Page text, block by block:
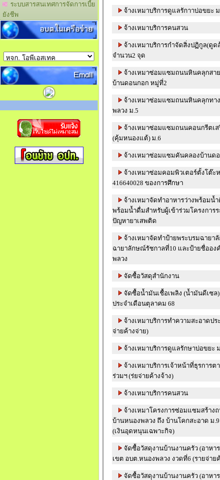
ระบบสารสนเทศการจัดการเบี้ย
ยังชีพ
อบต.ในเครือข่าย
Email
จ้างเหมาบริการดูแลรักาาบ่อขยะ ม
จ้างเหมาบริการคนสวน
จ้างเหมาบริการกำจัดสิ่งปฏิกูล(ดูด
จำนวน2 จุด
จ้างเหมาซ่อมแซมถนนหินคลุกสาย
บ้านดอนกอก หมู่ที่2
จ้างเหมาซ่อมแซมถนนหินคลุกทา
พลวง ม.5
จ้างเหมาซ่อมแซมถนนคอนกรีตเ
(คุ้มหนองแต้) ม.6
จ้างเหมาซ่อมแซมคันคลองบ้านด
จ้างเหมาซ่อมคอมพิวเตอร์ตั้งโต๊
416640028 ของการศึกษา
จ้างเหมาจัดทำอาหารว่างพร้อมน้
พร้อมน้ำดื่มสำหรับผู้เข้าร่วมโครงกา
ปัญหายาเสพติด
จ้างเหมาจัดทำป้ายพระบรมฉายา
ฉายาลักษณ์รัชกาลที่10 และป้ายชื่ออง
พลวง
จัดซื้อวัสดุสำนักงาน
จัดซื้อน้ำมันเชื้อเพลิง (น้ำมันดีเซล
ประจำเดือนตุลาคม 68
จ้างเหมาบริการทำความสะอาดป
จ่ายค้างจ่าย)
จ้างเหมาบริการดูแลรักษาบ่อขยะ
จ้างเหมาบริการเจ้าหน้าที่ธุรการ
ร่วมฯ (ร่ยจ่ายค้างจ้าง)
จ้างเหมาบริการคนสวน
จ้างเหมาโครงการซ่อมแซมสร้า
บ้านหนองพลวง ถึง บ้านโคกสะอาด ม
(เงินอุดหนุนเฉพาะกิจ)
จัดซื้อวัสดุงานบ้านงานครัว (อาหา
เขต อบต.หนองพลวง งวดที่6 (รายจ่าย
จัดซื้อวัสดุงานบ้านงานครัว (อาหา